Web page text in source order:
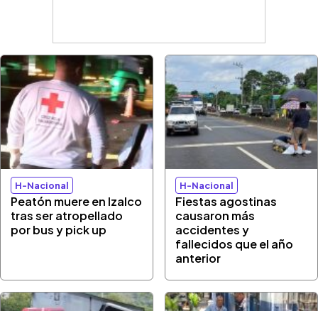
H-Nacional
Peatón muere en Izalco
tras ser atropellado
por bus y pick up
H-Nacional
Fiestas agostinas
causaron más
accidentes y
fallecidos que el año
anterior